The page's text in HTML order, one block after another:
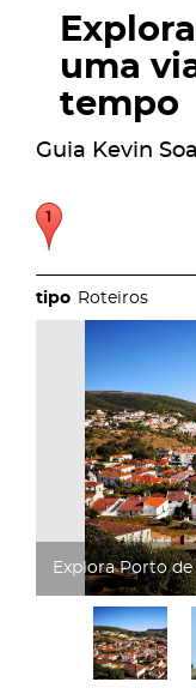
uma
tempo
Guia Kevin
Roteiros
Explora Porto de